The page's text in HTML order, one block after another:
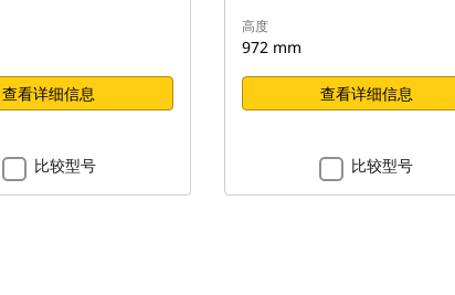
查看详细信息
比较型号
高度
972 mm
查看详细信息
比较型号